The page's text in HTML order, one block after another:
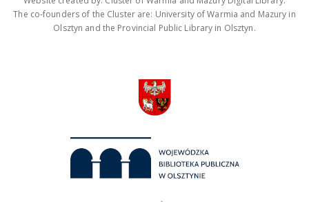
The co-founders of the Cluster are: University of Warmia and Mazury in
Olsztyn and the Provincial Public Library in Olsztyn.